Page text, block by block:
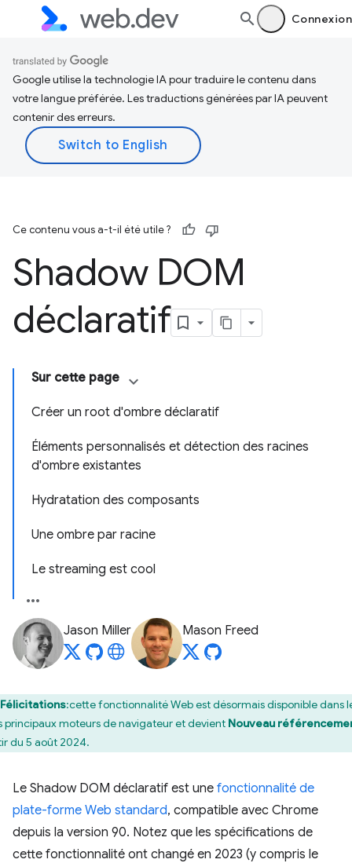
Connexion
Google utilise la technologie IA pour traduire le contenu dans
votre langue préférée. Les traductions générées par IA peuvent
contenir des erreurs.
Ce contenu vous a-t-il été utile ?
Shadow DOM
déclaratif
Sur cette page
Créer un root d'ombre déclaratif
Éléments personnalisés et détection des racines
d'ombre existantes
Hydratation des composants
Une ombre par racine
Le streaming est cool
Jason Miller Mason Freed
Félicitations:cette fonctionnalité Web est désormais disponible dans
principaux moteurs de navigateur et devient Nouveau
du 5 août 2024.
Le Shadow DOM déclaratif est une fonctionnalité de
plate-forme Web standard, compatible avec Chrome
depuis la version 90. Notez que les spécifications de
cette fonctionnalité ont changé en 2023 (y compris le